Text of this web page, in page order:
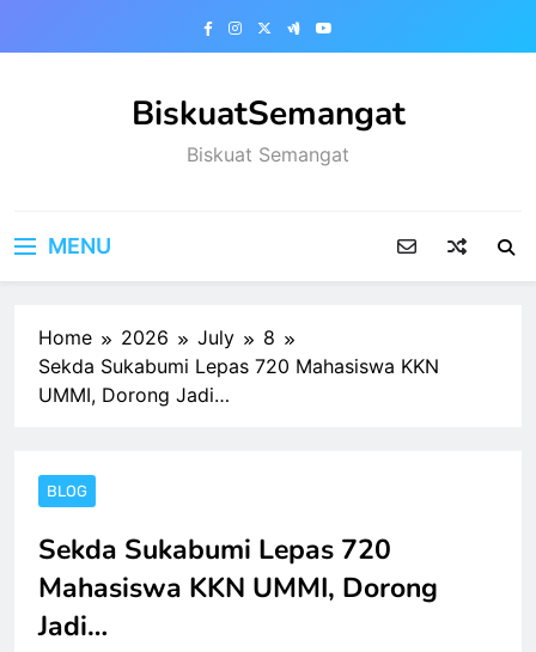
BiskuatSemangat
Biskuat Semangat
MENU
Home 2026 July
8
Sekda Sukabumi Lepas 720 Mahasiswa KKN
UMMI, Dorong Jadi…
BLOG
Sekda Sukabumi Lepas 720
Mahasiswa KKN UMMI, Dorong
Jadi…